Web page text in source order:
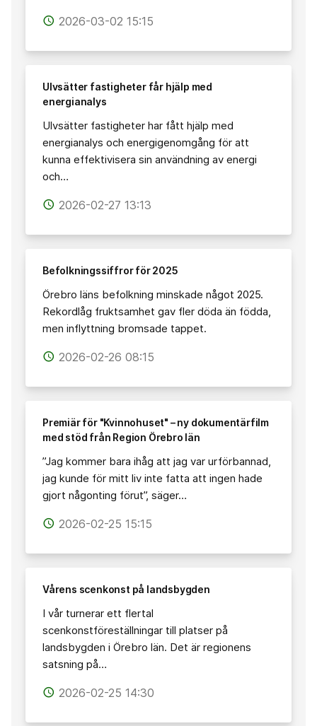
access_time 2026-03-02 15:15
Ulvsätter fastigheter får hjälp med
energianalys
Ulvsätter fastigheter har fått hjälp med
energianalys och energigenomgång för att
kunna effektivisera sin användning av energi
och…
access_time 2026-02-27 13:13
Befolkningssiffror för 2025
Örebro läns befolkning minskade något 2025.
Rekordlåg fruktsamhet gav fler döda än födda,
men inflyttning bromsade tappet.
access_time 2026-02-26 08:15
Premiär för "Kvinnohuset" – ny dokumentärfilm
med stöd från Region Örebro län
”Jag kommer bara ihåg att jag var urförbannad,
jag kunde för mitt liv inte fatta att ingen hade
gjort någonting förut”, säger…
access_time 2026-02-25 15:15
Vårens scenkonst på landsbygden
I vår turnerar ett flertal
scenkonstföreställningar till platser på
landsbygden i Örebro län. Det är regionens
satsning på…
access_time 2026-02-25 14:30